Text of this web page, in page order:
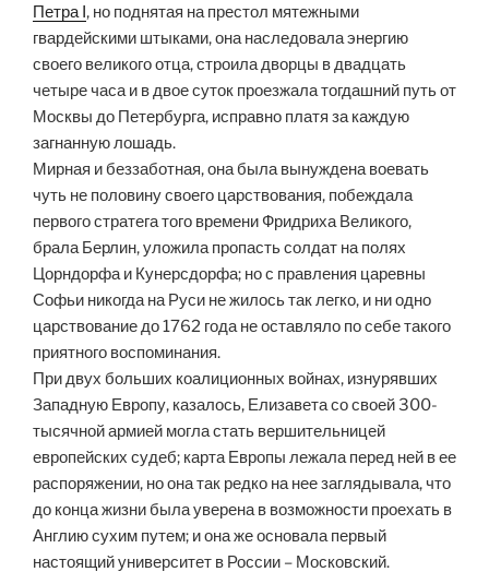
Петра I, но поднятая на престол мятежными
гвардейскими штыками, она наследовала энергию
своего великого отца, строила дворцы в двадцать
четыре часа и в двое суток проезжала тогдашний путь от
Москвы до Петербурга, исправно платя за каждую
загнанную лошадь.
Мирная и беззаботная, она была вынуждена воевать
чуть не половину своего царствования, побеждала
первого стратега того времени Фридриха Великого,
брала Берлин, уложила пропасть солдат на полях
Цорндорфа и Кунерсдорфа; но с правления царевны
Софьи никогда на Руси не жилось так легко, и ни одно
царствование до 1762 года не оставляло по себе такого
приятного воспоминания.
При двух больших коалиционных войнах, изнурявших
Западную Европу, казалось, Елизавета со своей 300-
тысячной армией могла стать вершительницей
европейских судеб; карта Европы лежала перед ней в ее
распоряжении, но она так редко на нее заглядывала, что
до конца жизни была уверена в возможности проехать в
Англию сухим путем; и она же основала первый
настоящий университет в России – Московский.